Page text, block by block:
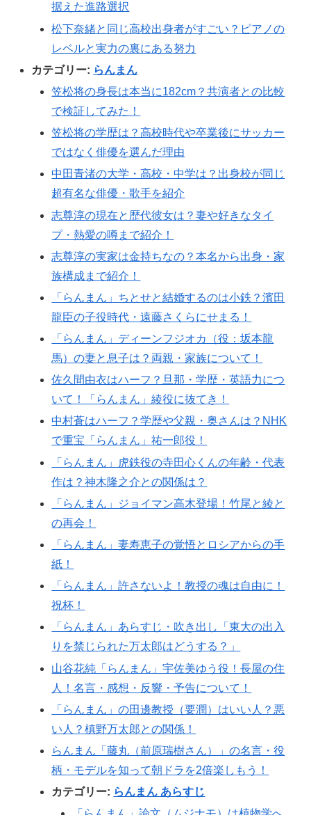
据えた進路選択
松下奈緒と同じ高校出身者がすごい？ピアノの
レベルと実力の裏にある努力
カテゴリー: らんまん
笠松将の身長は本当に182cm？共演者との比較
で検証してみた！
笠松将の学歴は？高校時代や卒業後にサッカー
ではなく俳優を選んだ理由
中田青渚の大学・高校・中学は？出身校が同じ
超有名な俳優・歌手を紹介
志尊淳の現在と歴代彼女は？妻や好きなタイ
プ・熱愛の噂まで紹介！
志尊淳の実家は金持ちなの？本名から出身・家
族構成まで紹介！
「らんまん」ちとせと結婚するのは小鉄？濱田
龍臣の子役時代・遠藤さくらにせまる！
「らんまん」ディーンフジオカ（役：坂本龍
馬）の妻と息子は？両親・家族について！
佐久間由衣はハーフ？旦那・学歴・英語力につ
いて！「らんまん」綾役に抜てき！
中村蒼はハーフ？学歴や父親・奥さんは？NHK
で重宝「らんまん」祐一郎役！
「らんまん」虎鉄役の寺田心くんの年齢・代表
作は？神木隆之介との関係は？
「らんまん」ジョイマン高木登場！竹尾と綾と
の再会！
「らんまん」妻寿恵子の覚悟とロシアからの手
紙！
「らんまん」許さないよ！教授の魂は自由に！
祝杯！
「らんまん」あらすじ・吹き出し「東大の出入
りを禁じられた万太郎はどうする？」
山谷花純「らんまん」宇佐美ゆう役！長屋の住
人！名言・感想・反響・予告について！
「らんまん」の田邊教授（要潤）はいい人？悪
い人？槙野万太郎との関係！
らんまん「藤丸（前原瑞樹さん）」の名言・役
柄・モデルを知って朝ドラを2倍楽しもう！
カテゴリー: らんまん あらすじ